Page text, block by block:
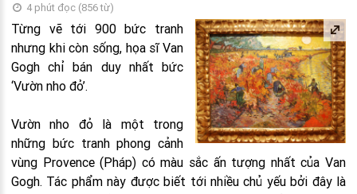
4 phút đọc(856từ)
Từng vẽ tới 900 bức tranh
nhưng khi còn sống, họa sĩ Van
Gogh chỉ bán duy nhất bức
‘Vườn nho đỏ’.
Vườn nho đỏ là một trong
những bức tranh phong cảnh
vùng Provence (Pháp) có màu sắc ấn tượng nhất của Van
Gogh. Tác phẩm này được biết tới nhiều chủ yếu bởi đây là